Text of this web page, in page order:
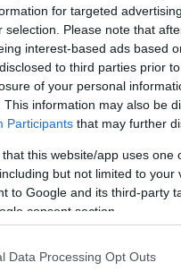
for targeted
selection. Please note that
interest-based ads based
to third parties prior
of your personal
This information may also be
Participants that may further
that this website/app uses
but not limited to
to Google and its third-party
consent section.
Data Processing Opt Outs